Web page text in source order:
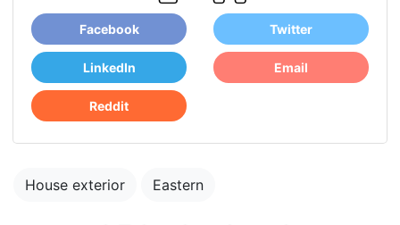
Facebook Twitter
LinkedIn Email
Reddit
House exterior Eastern